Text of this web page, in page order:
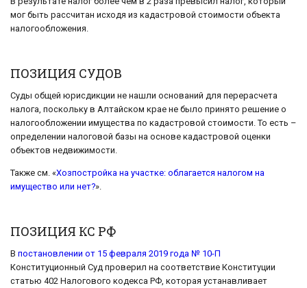
мог быть рассчитан исходя из кадастровой стоимости объекта
налогообложения.
ПОЗИЦИЯ СУДОВ
Суды общей юрисдикции не нашли оснований для перерасчета
налога, поскольку в Алтайском крае не было принято решение о
налогообложении имущества по кадастровой стоимости. То есть –
определении налоговой базы на основе кадастровой оценки
объектов недвижимости.
Также см. «Хозпостройка на участке: облагается налогом на
имущество или нет?».
ПОЗИЦИЯ КС РФ
В постановлении от 15 февраля 2019 года № 10-П
Конституционный Суд проверил на соответствие Конституции
статью 402 Налогового кодекса РФ, которая устанавливает